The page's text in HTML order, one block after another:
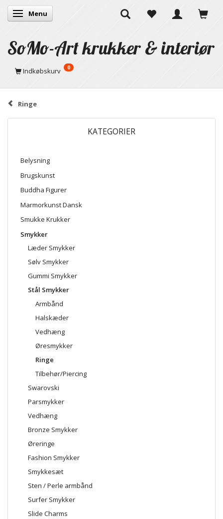
Skifte navigation
Menu
SoMo-Art krukker & interiør
Indkøbskurv 0
Ringe
KATEGORIER
Belysning
Brugskunst
Buddha Figurer
Marmorkunst Dansk
Smukke Krukker
Smykker
Læder Smykker
Sølv Smykker
Gummi Smykker
Stål Smykker
Armbånd
Halskæder
Vedhæng
Øresmykker
Ringe
Tilbehør/Piercing
Swarovski
Parsmykker
Vedhæng
Bronze Smykker
Øreringe
Fashion Smykker
Smykkesæt
Sten / Perle armbånd
Surfer Smykker
Slide Charms